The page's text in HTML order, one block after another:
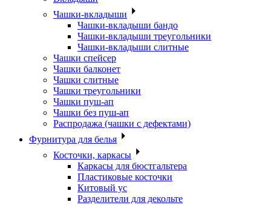
Чашки-вкладыши
Чашки-вкладыши бандо
Чашки-вкладыши треугольники
Чашки-вкладыши слитные
Чашки спейсер
Чашки балконет
Чашки слитные
Чашки треугольники
Чашки пуш-ап
Чашки без пуш-ап
Распродажа (чашки с дефектами)
Фурнитура для белья
Косточки, каркасы
Каркасы для бюстгальтера
Пластиковые косточки
Китовый ус
Разделители для декольте